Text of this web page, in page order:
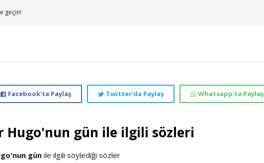
geçin!
Whatsapp'ta Paylaş
Twitter'da Paylaş
Facebook'ta Paylaş
Hugo'nun gün ile ilgili sözleri
günile ilgili söylediği sözler